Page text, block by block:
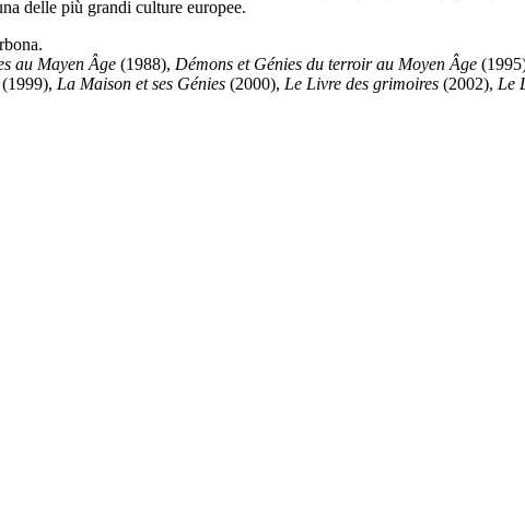
delle più grandi culture europee.
au Mayen Âge (1988), Démons et Génies du terroir au Moyen Âge
(1999), La Maison et ses Génies (2000), Le Livre des grimoires (2002), Le